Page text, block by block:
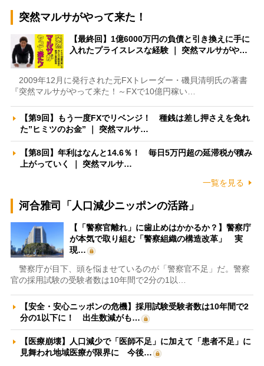
突然マルサがやって来た！
【最終回】1億6000万円の負債と引き換えに手に
入れたプライスレスな経験 ｜ 突然マルサがや…
2009年12月に発行された元FXトレーダー・磯貝清明氏の著書
『突然マルサがやって来た！～FXで10億円稼い…
【第9回】もう一度FXでリベンジ！ 種銭は差し押さえを免れ
た”ヒミツのお金” ｜ 突然マルサ…
【第8回】年利はなんと14.6％！ 毎日5万円超の延滞税が積み
上がっていく ｜ 突然マルサ…
一覧を見る
河合雅司「人口減少ニッポンの活路」
【「警察官離れ」に歯止めはかかるか？】警察庁
が本気で取り組む「警察組織の構造改革」 実
現…
警察庁が目下、頭を悩ませているのが「警察官不足」だ。警察
官の採用試験の受験者数は10年間で2分の1以…
【安全・安心ニッポンの危機】採用試験受験者数は10年間で2
分の1以下に！ 出生数減がも…
【医療崩壊】人口減少で「医師不足」に加えて「患者不足」に
見舞われ地域医療が限界に 今後…